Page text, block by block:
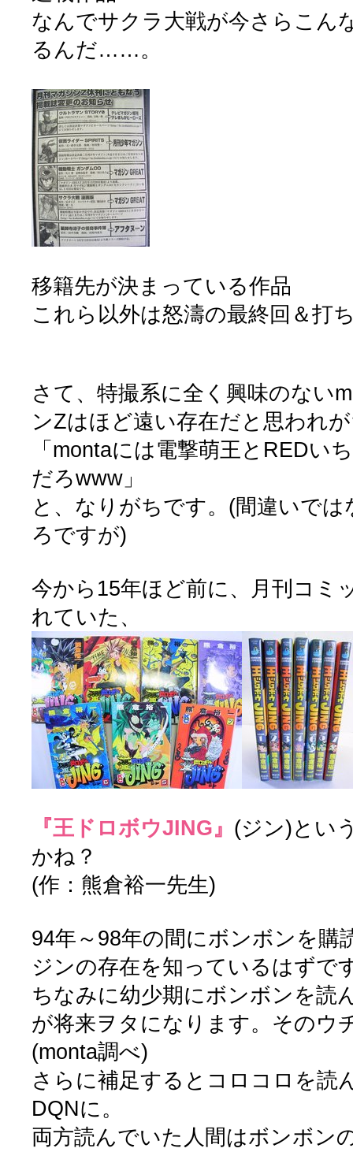
なんでサクラ大戦が今さらこん
るんだ……。
移籍先が決まっている作品
これら以外は怒濤の最終回＆打
さて、特撮系に全く興味のない
ンZはほど遠い存在だと思われ
「montaには電撃萌王とREDい
だろwww」
と、なりがちです。(間違いで
ろですが)
今から15年ほど前に、月刊コミ
れていた、
『王ドロボウJING』 (ジン)とい
かね？
(作：熊倉裕一先生)
94年～98年の間にボンボンを購
ジンの存在を知っているはずで
ちなみに幼少期にボンボンを読
が将来ヲタになります。そのウ
(monta調べ)
さらに補足するとコロコロを読
DQNに。
両方読んでいた人間はボンボン